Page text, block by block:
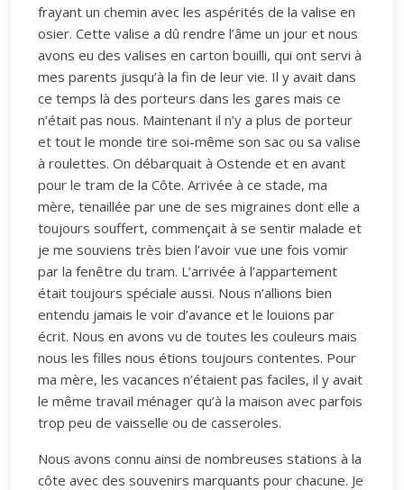
frayant un chemin avec les aspérités de la valise en
osier. Cette valise a dû rendre l’âme un jour et nous
avons eu des valises en carton bouilli, qui ont servi à
mes parents jusqu’à la fin de leur vie. Il y avait dans
ce temps là des porteurs dans les gares mais ce
n’était pas nous. Maintenant il n’y a plus de porteur
et tout le monde tire soi-même son sac ou sa valise
à roulettes. On débarquait à Ostende et en avant
pour le tram de la Côte. Arrivée à ce stade, ma
mère, tenaillée par une de ses migraines dont elle a
toujours souffert, commençait à se sentir malade et
je me souviens très bien l’avoir vue une fois vomir
par la fenêtre du tram. L’arrivée à l’appartement
était toujours spéciale aussi. Nous n’allions bien
entendu jamais le voir d’avance et le louions par
écrit. Nous en avons vu de toutes les couleurs mais
nous les filles nous étions toujours contentes. Pour
ma mère, les vacances n’étaient pas faciles, il y avait
le même travail ménager qu’à la maison avec parfois
trop peu de vaisselle ou de casseroles.
Nous avons connu ainsi de nombreuses stations à la
côte avec des souvenirs marquants pour chacune. Je